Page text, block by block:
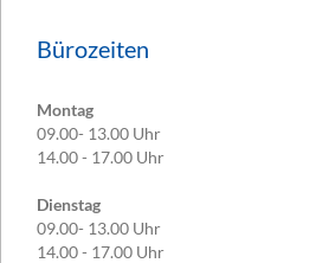
Bürozeiten
Montag
09.00- 13.00 Uhr
14.00 - 17.00 Uhr
Dienstag
09.00- 13.00 Uhr
14.00 - 17.00 Uhr